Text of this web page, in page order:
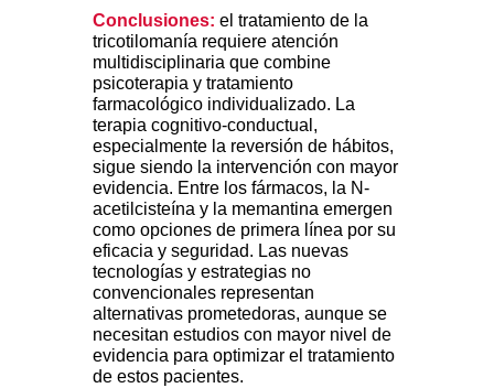
Conclusiones: el tratamiento de la
tricotilomanía requiere atención
multidisciplinaria que combine
psicoterapia y tratamiento
farmacológico individualizado. La
terapia cognitivo-conductual,
especialmente la reversión de hábitos,
sigue siendo la intervención con mayor
evidencia. Entre los fármacos, la N-
acetilcisteína y la memantina emergen
como opciones de primera línea por su
eficacia y seguridad. Las nuevas
tecnologías y estrategias no
convencionales representan
alternativas prometedoras, aunque se
necesitan estudios con mayor nivel de
evidencia para optimizar el tratamiento
de estos pacientes.